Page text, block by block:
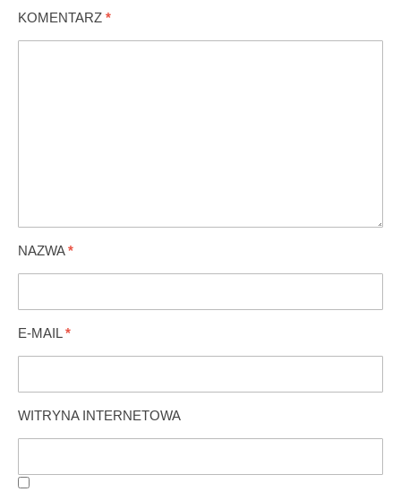
KOMENTARZ *
NAZWA*
E-MAIL *
WITRYNA INTERNETOWA